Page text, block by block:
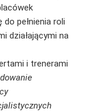
pełnienia roli
działającymi na
i trenerami